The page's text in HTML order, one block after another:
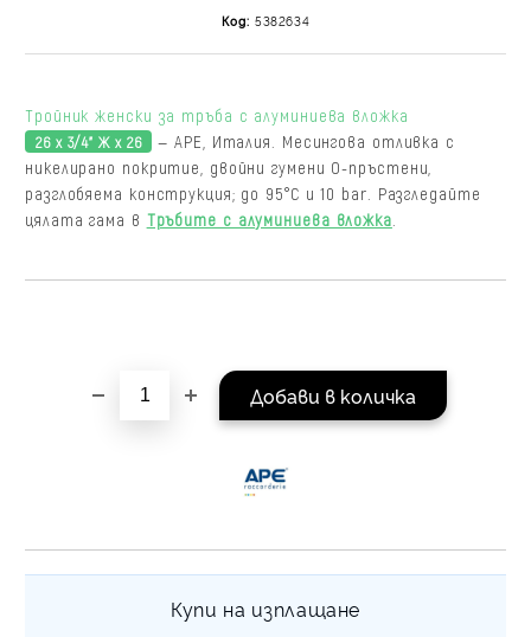
Код: 5382634
Тройник женски за тръба с алуминиева вложка
26 х 3/4" Ж х 26
— APE, Италия. Месингова отливка с
никелирано покритие, двойни гумени О-пръстени,
разглобяема конструкция; до 95°C и 10 bar. Разгледайте
цялата гама в Тръбите с алуминиева вложка
Купи на изплащане
на поръчката се